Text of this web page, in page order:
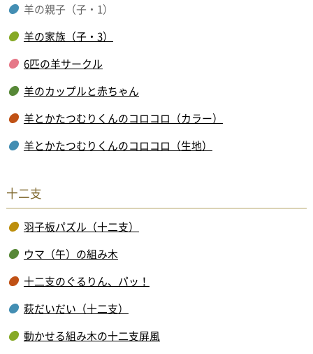
羊の親子（子・1）
羊の家族（子・3）
6匹の羊サークル
羊のカップルと赤ちゃん
羊とかたつむりくんのコロコロ（カラー）
羊とかたつむりくんのコロコロ（生地）
十二支
羽子板パズル（十二支）
ウマ（午）の組み木
十二支のぐるりん、パッ！
萩だいだい（十二支）
動かせる組み木の十二支屏風